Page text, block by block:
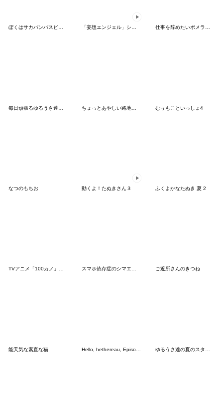
ぼくはサカバンバスピス【面白い・ネタ4】 「妄想エンジェル」シリーズスタンプ第3弾 仕事を辞めたいポメラニアン3 (TC)
むぅもこといっしょ4
なつのもちお 動くよ！たぬきさん３ ふくよかなたぬき 夏 2
TVアニメ「100カノ」ミニキャラスタンプ2 スマホ依存症のシマエナガ ご近所さんのきつね
能天気な素直な猫